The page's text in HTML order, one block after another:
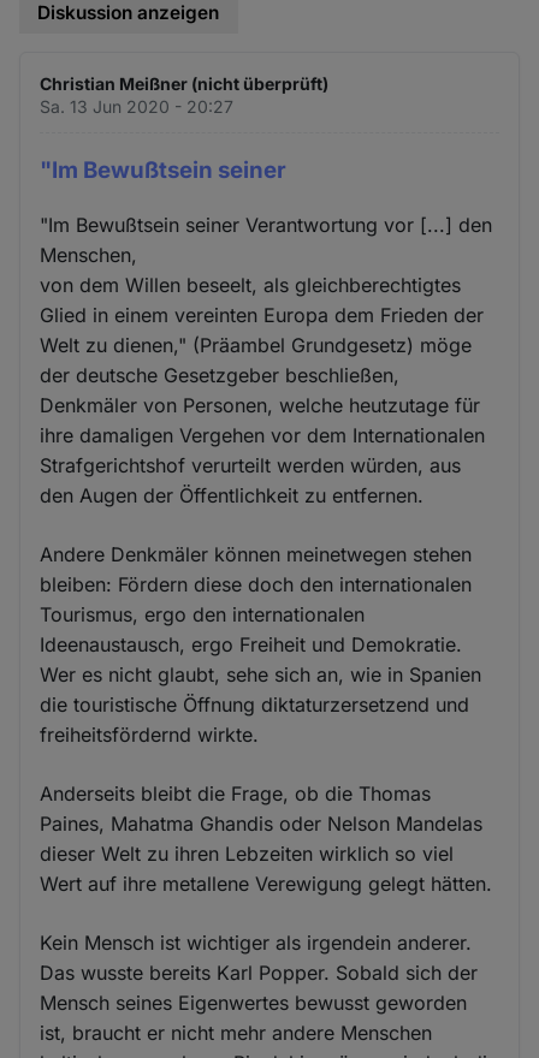
Diskussion anzeigen
Christian Meißner (nicht überprüft)
Sa. 13 Jun 2020 - 20:27
"Im Bewußtsein seiner
"Im Bewußtsein seiner Verantwortung vor [...] den
Menschen,
von dem Willen beseelt, als gleichberechtigtes
Glied in einem vereinten Europa dem Frieden der
Welt zu dienen," (Präambel Grundgesetz) möge
der deutsche Gesetzgeber beschließen,
Denkmäler von Personen, welche heutzutage für
ihre damaligen Vergehen vor dem Internationalen
Strafgerichtshof verurteilt werden würden, aus
den Augen der Öffentlichkeit zu entfernen.
Andere Denkmäler können meinetwegen stehen
bleiben: Fördern diese doch den internationalen
Tourismus, ergo den internationalen
Ideenaustausch, ergo Freiheit und Demokratie.
Wer es nicht glaubt, sehe sich an, wie in Spanien
die touristische Öffnung diktaturzersetzend und
freiheitsfördernd wirkte.
Anderseits bleibt die Frage, ob die Thomas
Paines, Mahatma Ghandis oder Nelson Mandelas
dieser Welt zu ihren Lebzeiten wirklich so viel
Wert auf ihre metallene Verewigung gelegt hätten.
Kein Mensch ist wichtiger als irgendein anderer.
Das wusste bereits Karl Popper. Sobald sich der
Mensch seines Eigenwertes bewusst geworden
ist, braucht er nicht mehr andere Menschen